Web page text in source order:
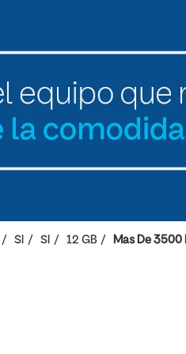
SI SI 12 GB Mas De 3500